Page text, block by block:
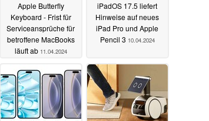
Apple Butterfly
Keyboard - Frist für
Serviceansprüche für
betroffene MacBooks
läuft ab 11.04.2024
iPadOS 17.5 liefert
Hinweise auf neues
iPad Pro und Apple
Pencil 3 10.04.2024